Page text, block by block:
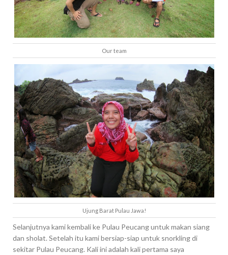
Our team
Ujung Barat Pulau Jawa!
Selanjutnya kami kembali ke Pulau Peucang untuk makan siang
dan sholat. Setelah itu kami bersiap-siap untuk snorkling di
sekitar Pulau Peucang. Kali ini adalah kali pertama saya